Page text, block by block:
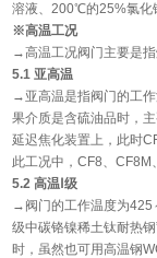
溶液、200℃的25%氯化
※高温工况
→高温工况阀门主要是指
5.1 亚高温
→亚高温是指阀门的工
果介质是含硫油品时，
延迟焦化装置上，此时
此工况中，CF8、CF8M
5.2 高温Ⅰ级
→阀门的工作温度为425
级中碳铬镍稀土钛耐热
时，虽然也可用高温钢